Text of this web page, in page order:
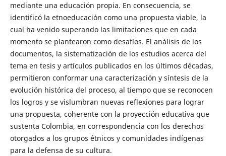
mediante una educación propia. En consecuencia, se
identificó la etnoeducación como una propuesta viable, la
cual ha venido superando las limitaciones que en cada
momento se plantearon como desafíos. El análisis de los
documentos, la sistematización de los estudios acerca del
tema en tesis y artículos publicados en los últimos décadas,
permitieron conformar una caracterización y síntesis de la
evolución histórica del proceso, al tiempo que se reconocen
los logros y se vislumbran nuevas reflexiones para lograr
una propuesta, coherente con la proyección educativa que
sustenta Colombia, en correspondencia con los derechos
otorgados a los grupos étnicos y comunidades indígenas
para la defensa de su cultura.